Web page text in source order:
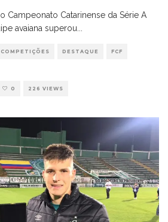
Campeonato Catarinense da Série A
avaiana superou
COMPETIÇÕES DESTAQUE FCF
0 226 VIEWS